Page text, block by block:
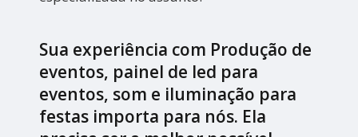
Sua experiência com Produção de
eventos, painel de led para
eventos, som e iluminação para
festas importa para nós. Ela